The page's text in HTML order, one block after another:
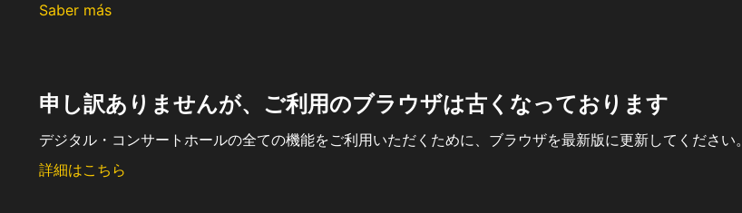
Saber más
申し訳ありませんが、ご利用のブラウザは古くなっております
デジタル・コンサートホールの全ての機能をご利用いただくために、ブラウザを最新版に更新してください。
詳細はこちら